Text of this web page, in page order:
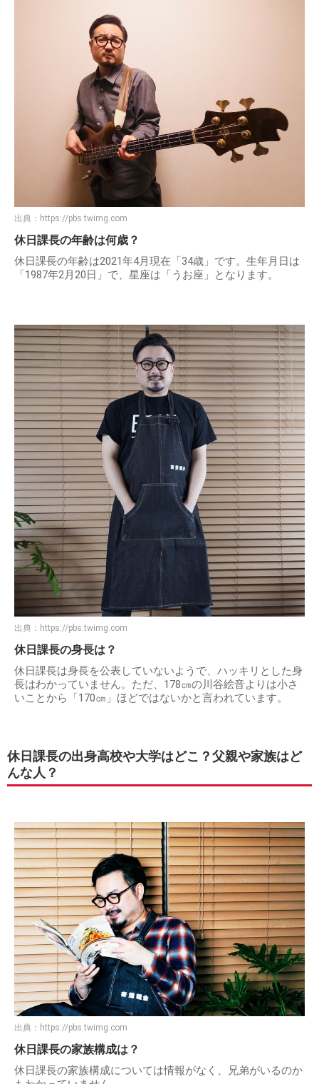
出典： https://pbs.twimg.com
休日課長の年齢は何歳？
休日課長の年齢は2021年4月現在「34歳」です。生年月日は
「1987年2月20日」で、星座は「うお座」となります。
出典： https://pbs.twimg.com
休日課長の身長は？
休日課長は身長を公表していないようで、ハッキリとした身
長はわかっていません。ただ、178㎝の川谷絵音よりは小さ
いことから「170㎝」ほどではないかと言われています。
休日課長の出身高校や大学はどこ？父親や家族はど
んな人？
出典： https://pbs.twimg.com
休日課長の家族構成は？
休日課長の家族構成については情報がなく、兄弟がいるのか